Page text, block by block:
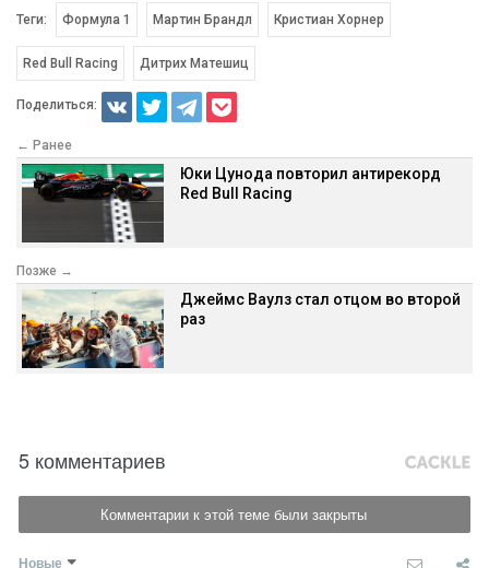
Теги: Формула 1 Мартин Брандл Кристиан Хорнер
Red Bull Racing Дитрих Матешиц
Поделиться:
← Ранее
Юки Цунода повторил антирекорд
Red Bull Racing
Позже →
Джеймс Ваулз стал отцом во второй
раз
5 комментариев
Комментарии к этой теме были закрыты
Новые